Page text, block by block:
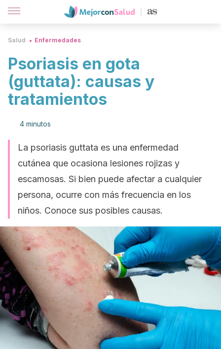
Salud Enfermedades
Psoriasis en gota
(guttata): causas y
tratamientos
4 minutos
La psoriasis guttata es una enfermedad
cutánea que ocasiona lesiones rojizas y
escamosas. Si bien puede afectar a cualquier
persona, ocurre con más frecuencia en los
niños. Conoce sus posibles causas.